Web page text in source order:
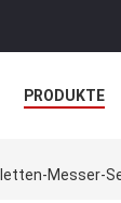
PRODUKTE
Messer-